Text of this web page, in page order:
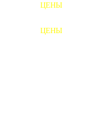
ЦЕНЫ
ЦЕНЫ